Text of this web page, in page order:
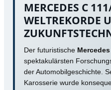
MERCEDES C
WELTREKORDE
Der futuristische Mercedes
spektakulärsten
der Automobilgeschichte.
Karosserie wurde